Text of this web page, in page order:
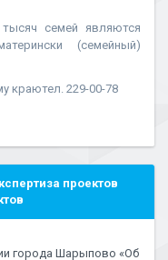
семей являются
(семейный)
краютел. 229-00-78
проектов
города Шарыпово «Об